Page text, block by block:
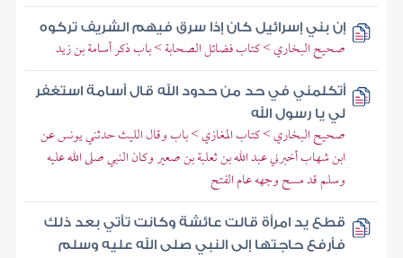
إن بني إسرائيل كان إذا سرق فيهم الشريف تركوه
صحيح البخاري > كتاب فضائل الصحابة > باب ذكر أسامة بن زيد
أتكلمني في حد من حدود الله قال أسامة استغفر
لي يا رسول الله
صحيح البخاري > كتاب المغازي > باب وقال الليث حدثني يونس عن
ابن شهاب أخبرني عبد الله بن ثعلبة بن صعير وكان النبي صلى الله عليه
وسلم قد مسح وجهه عام الفتح
قطع يد امرأة قالت عائشة وكانت تأتي بعد ذلك
فأرفع حاجتها إلى النبي صلى الله عليه وسلم